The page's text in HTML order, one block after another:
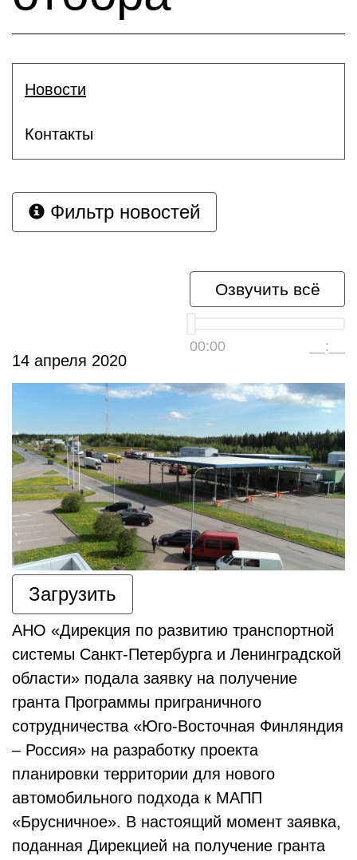
Новости
Контакты
Фильтр новостей
Озвучить всё
00:00 __:__
14 апреля 2020
Загрузить
АНО «Дирекция по развитию транспортной
системы Санкт-Петербурга и Ленинградской
области» подала заявку на получение
гранта Программы приграничного
сотрудничества «Юго-Восточная Финляндия
– Россия» на разработку проекта
планировки территории для нового
автомобильного подхода к МАПП
«Брусничное». В настоящий момент заявка,
поданная Дирекцией на получение гранта